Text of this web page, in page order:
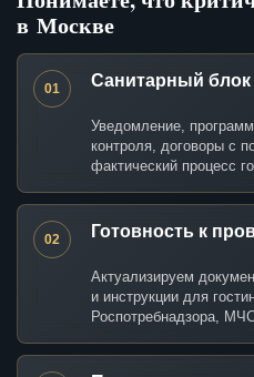
в Москве
01 Санитарный блок
Уведомление,
контроля, договоры с
фактический процесс
02 Готовность к
Актуализируем
и инструкции для
Роспотребнадзора,